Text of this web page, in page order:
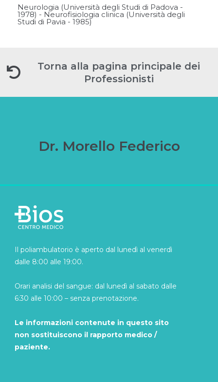
Neurologia (Università degli Studi di Padova -
1978) - Neurofisiologia clinica (Università degli
Studi di Pavia - 1985)
Torna alla pagina principale dei
Professionisti
Dr. Morello Federico
Il poliambulatorio è aperto dal lunedì al venerdì
dalle 8:00 alle 19:00.
Orari analisi del sangue: dal lunedì al sabato dalle
6:30 alle 10:00 – senza prenotazione.
Le informazioni contenute in questo sito
non sostituiscono il rapporto medico /
paziente.